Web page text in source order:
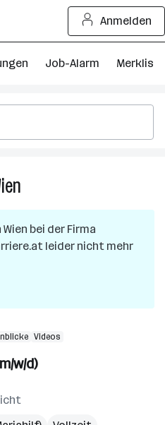
Anmelden
Job-Alarm Merkliste
in
Wien
Wien bei der Firma
leider nicht mehr
Videos
w/d)